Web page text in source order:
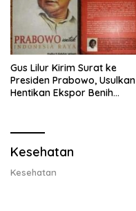
Gus Lilur Kirim Surat ke
Presiden Prabowo, Usulkan
Hentikan Ekspor Benih
Kesehatan
Kesehatan